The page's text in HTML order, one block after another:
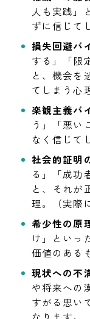
人も実践」
ずに信じて
損失回避バ
する」「限
と、機会を
てしまう心
楽観主義バ
う」「悪い
なく信じて
社会的証明
る」「成功
と、それが
理。（実際
希少性の原
け」といっ
価値のある
現状への不
や将来への
すがる思い